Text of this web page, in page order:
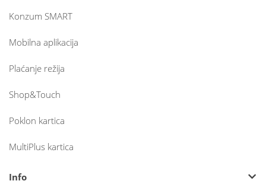
Konzum SMART
Mobilna aplikacija
Plaćanje režija
Shop&Touch
Poklon kartica
MultiPlus kartica
Info